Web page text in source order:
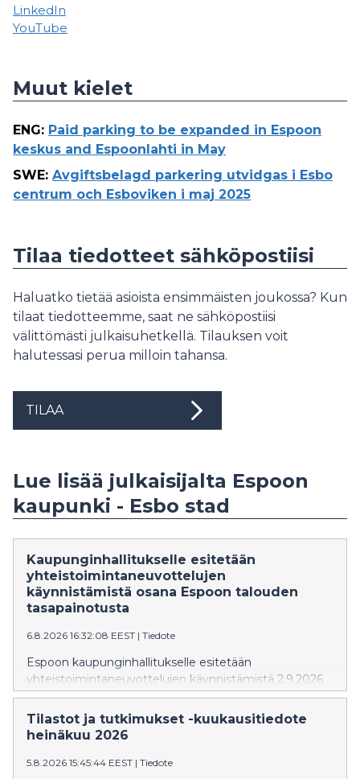
LinkedIn
YouTube
Muut kielet
ENG: Paid parking to be expanded in Espoon
keskus and Espoonlahti in May
SWE: Avgiftsbelagd parkering utvidgas i Esbo
centrum och Esboviken i maj 2025
Tilaa tiedotteet sähköpostiisi
Haluatko tietää asioista ensimmäisten joukossa? Kun
tilaat tiedotteemme, saat ne sähköpostiisi
välittömästi julkaisuhetkellä. Tilauksen voit
halutessasi perua milloin tahansa.
TILAA
Lue lisää julkaisijalta Espoon
kaupunki - Esbo stad
Kaupunginhallitukselle esitetään
yhteistoimintaneuvottelujen
käynnistämistä osana Espoon talouden
tasapainotusta
6.8.2026 16:32:08 EEST | Tiedote
Espoon kaupunginhallitukselle esitetään
yhteistoimintaneuvottelujen käynnistämistä 2.9.2026
alkaen. Neuvottelut koskisivat kaupungin koko
henkilöstöä, ja niiden tavoitteena on enintään 10
miljoonan euron vuosittainen säästö
kokouksessaan 10.8.2026.
Tilastot ja tutkimukset -kuukausitiedote
heinäkuu 2026
5.8.2026 15:45:44 EEST | Tiedote